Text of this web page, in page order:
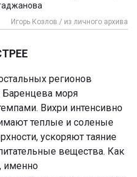
Игорь Козлов / из личного архива
регионов
Баренцева моря
Вихри интенсивно
теплые и соленые
ускоряют таяние
вещества. Как
именно